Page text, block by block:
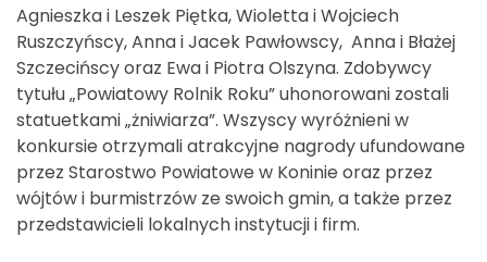
Agnieszka i Leszek Piętka, Wioletta i Wojciech
Ruszczyńscy, Anna i Jacek Pawłowscy, Anna i Błażej
Szczecińscy oraz Ewa i Piotra Olszyna. Zdobywcy
tytułu „Powiatowy Rolnik Roku” uhonorowani zostali
statuetkami „żniwiarza”. Wszyscy wyróżnieni w
konkursie otrzymali atrakcyjne nagrody ufundowane
przez Starostwo Powiatowe w Koninie oraz przez
wójtów i burmistrzów ze swoich gmin, a także przez
przedstawicieli lokalnych instytucji i firm.